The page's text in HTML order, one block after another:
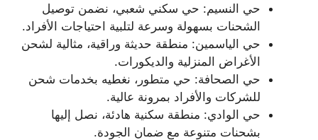
حي النسيم: حي سكني شعبي، نضمن توصيل
الشحنات بسهولة وسرعة لتلبية احتياجات الأفراد.
حي الياسمين: منطقة حديثة وراقية، مثالية لشحن
الأغراض المنزلية والديكورات.
حي الصحافة: حي متطور، نغطيه بخدمات شحن
للشركات والأفراد بمرونة عالية.
حي الوادي: منطقة سكنية هادئة، نصل إليها
بشحنات متنوعة مع ضمان الجودة.